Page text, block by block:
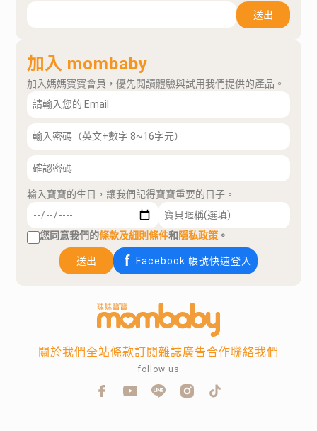
送出
加入 mombaby
加入媽媽寶寶會員，優先閱讀體驗與試用我們提供的產品。
輸入寶寶的生日，讓我們記得寶寶重要的日子。
您同意我們的條款及細則條件和隱私政策 。
送出 Facebook 帳號快速登入
關於我們全站條款訂閱雜誌廣告合作聯絡我們
follow us